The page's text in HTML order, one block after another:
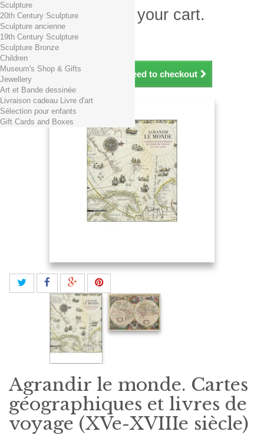
There is 1 item in your cart.
Total products (tax incl.)
Total shipping TTC
Total (tax incl.)
Continue shopping Proceed to checkout
Sculpture
20th Century Sculpture
Sculpture ancienne
19th Century Sculpture
Sculpture Bronze
Children
Museum's Shop & Gifts
Jewellery
Art et Bande dessinée
Livraison cadeau Livre d'art
Sélection pour enfants
Gift Cards and Boxes
Agrandir le monde. Cartes
géographiques et livres de
voyage (XVe-XVIIIe siècle)